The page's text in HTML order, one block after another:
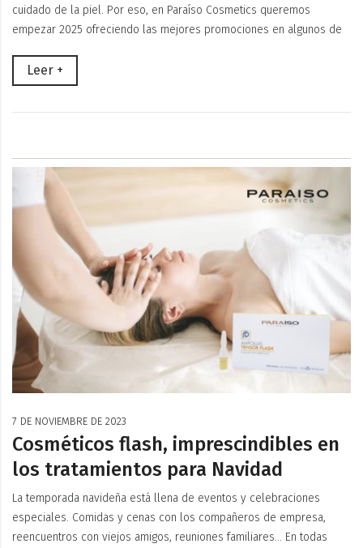
cuidado de la piel. Por eso, en Paraíso Cosmetics queremos
empezar 2025 ofreciendo las mejores promociones en algunos de
Leer +
7 DE NOVIEMBRE DE 2023
Cosméticos flash, imprescindibles en
los tratamientos para Navidad
La temporada navideña está llena de eventos y celebraciones
especiales. Comidas y cenas con los compañeros de empresa,
reencuentros con viejos amigos, reuniones familiares… En todas